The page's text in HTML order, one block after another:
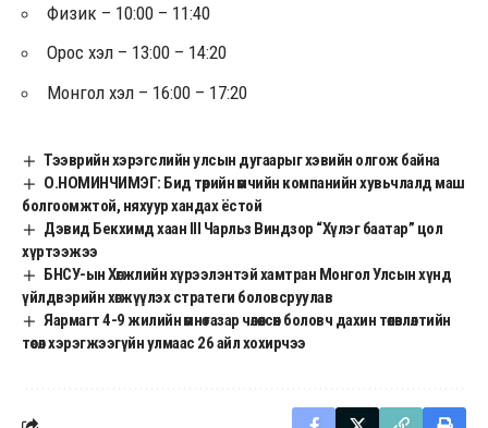
Физик – 10:00 – 11:40
Орос хэл – 13:00 – 14:20
Монгол хэл – 16:00 – 17:20
Тээврийн хэрэгслийн улсын дугаарыг хэвийн олгож байна
О.НОМИНЧИМЭГ: Бид төрийн өмчийн компанийн хувьчлалд маш
болгоомжтой, няхуур хандах ёстой
Дэвид Бекхимд хаан III Чарльз Виндзор “Хүлэг баатар” цол
хүртээжээ
БНСУ-ын Хөгжлийн хүрээлэнтэй хамтран Монгол Улсын хүнд
үйлдвэрийн хөгжүүлэх стратеги боловсруулав
Яармагт 4-9 жилийн өмнө газар чөлөөлсөн боловч дахин төлөвлөлтийн
төсөл хэрэгжээгүйн улмаас 26 айл хохирчээ